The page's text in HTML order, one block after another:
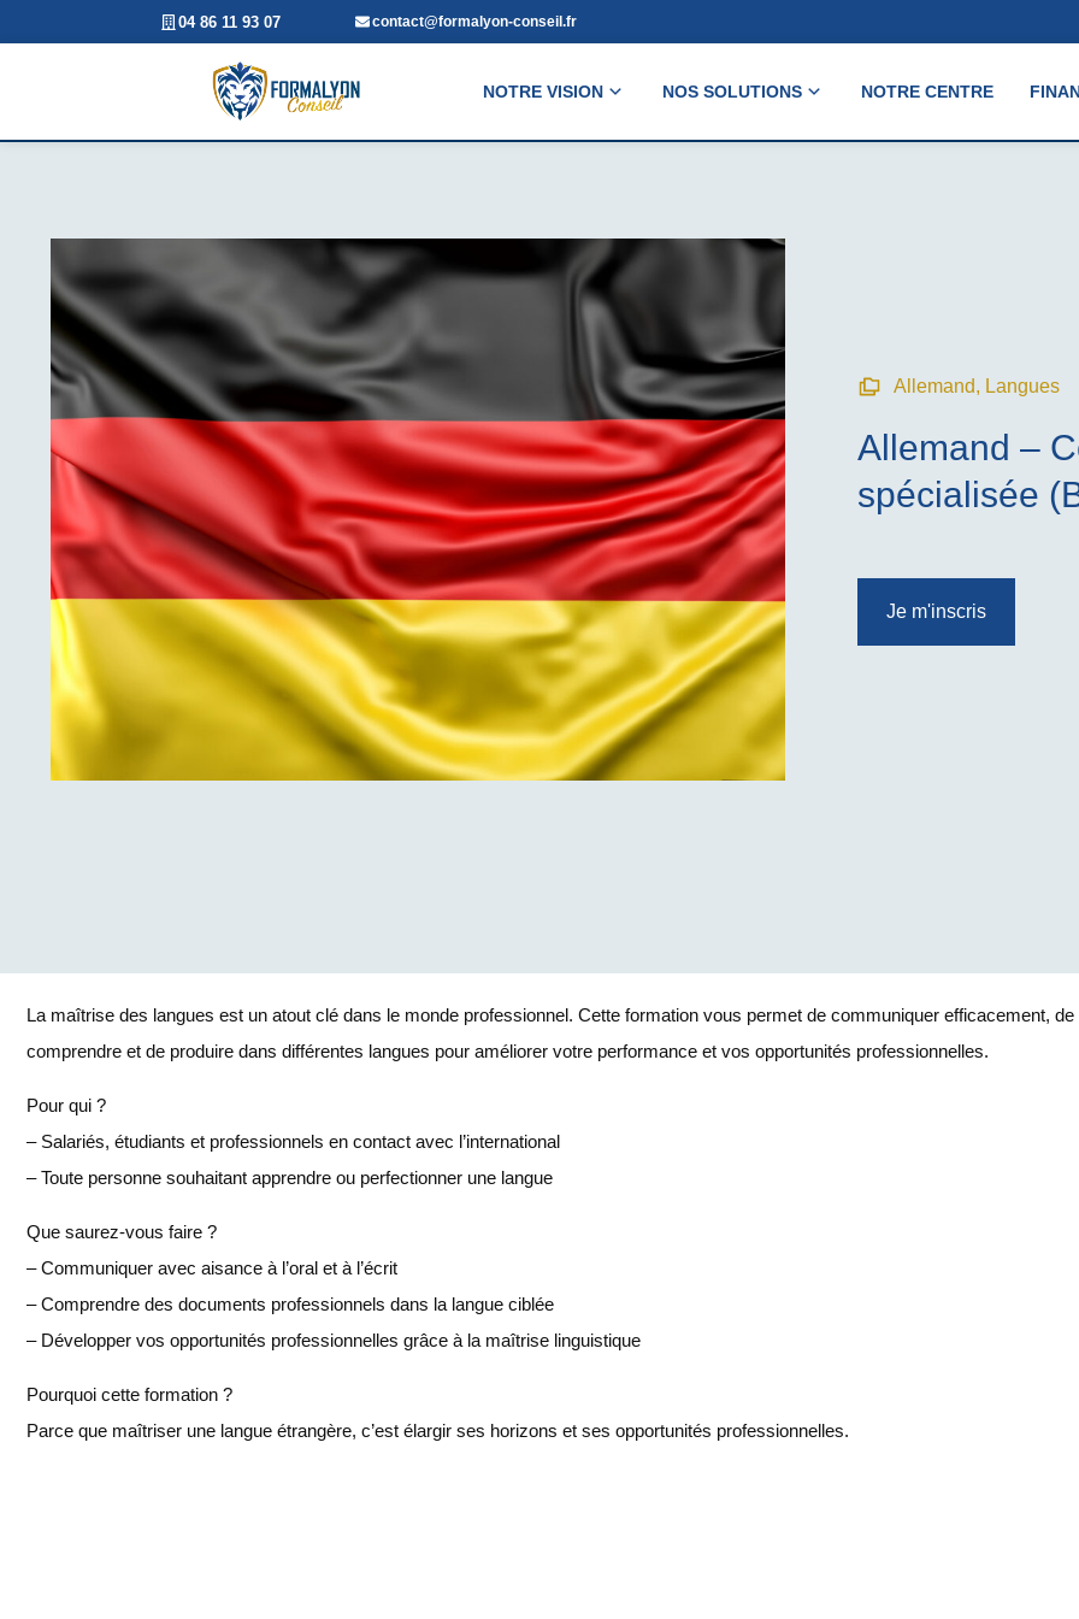
04 86 11 93 07 contact@formalyon-conseil.fr
NOTRE VISION NOS SOLUTIONS NOTRE CENTRE
Allemand, Langues
Allemand –
spécialisée
Je m'inscris
La maîtrise des langues est un atout clé dans le monde professionnel. Cette formation vous permet de communiquer efficacement, de
comprendre et de produire dans différentes langues pour améliorer votre performance et vos opportunités professionnelles.
Pour qui ?
– Salariés, étudiants et professionnels en contact avec l’international
– Toute personne souhaitant apprendre ou perfectionner une langue
Que saurez-vous faire ?
– Communiquer avec aisance à l’oral et à l’écrit
– Comprendre des documents professionnels dans la langue ciblée
– Développer vos opportunités professionnelles grâce à la maîtrise linguistique
Pourquoi cette formation ?
Parce que maîtriser une langue étrangère, c’est élargir ses horizons et ses opportunités professionnelles.